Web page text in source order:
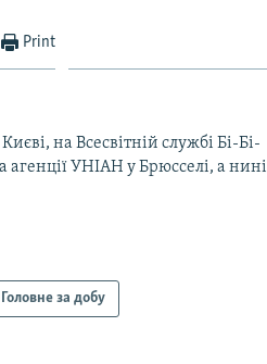
Print
на Всесвітній службі Бі-Бі-
агенції УНІАН у Брюсселі, а нині
Головне за добу